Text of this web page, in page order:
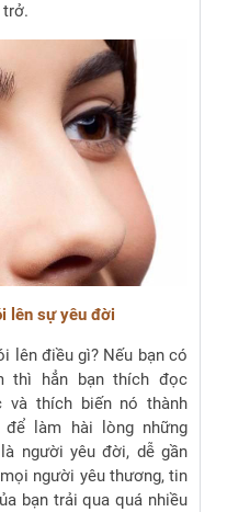
trở.
lên sự yêu đời
lên điều gì? Nếu bạn có
thì hẳn bạn thích đọc
và thích biến nó thành
để làm hài lòng những
người yêu đời, dễ gần
người yêu thương, tin
bạn trải qua quá nhiều